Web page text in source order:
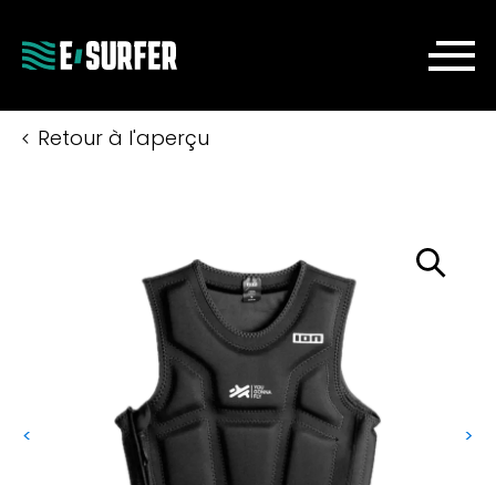
Retour à l'aperçu
< >